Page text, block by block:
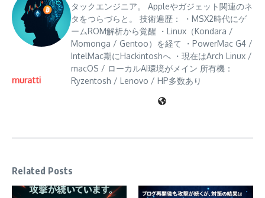
muratti
タックエンジニア。 Appleやガジェット関連のネ
タをつらづらと。 技術遍歴： ・MSX2時代にゲ
ームROM解析から覚醒 ・Linux（Kondara /
Momonga / Gentoo）を経て ・PowerMac G4 /
IntelMac期にHackintoshへ ・現在はArch Linux /
macOS / ローカルAI環境がメイン 所有機：
Ryzentosh / Lenovo / HP多数あり
Related Posts